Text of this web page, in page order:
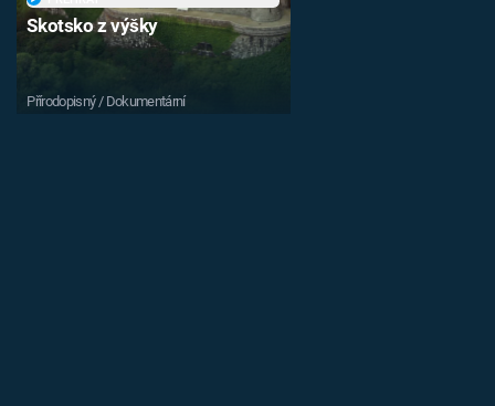
Skotsko z výšky
Přírodopisný / Dokumentární